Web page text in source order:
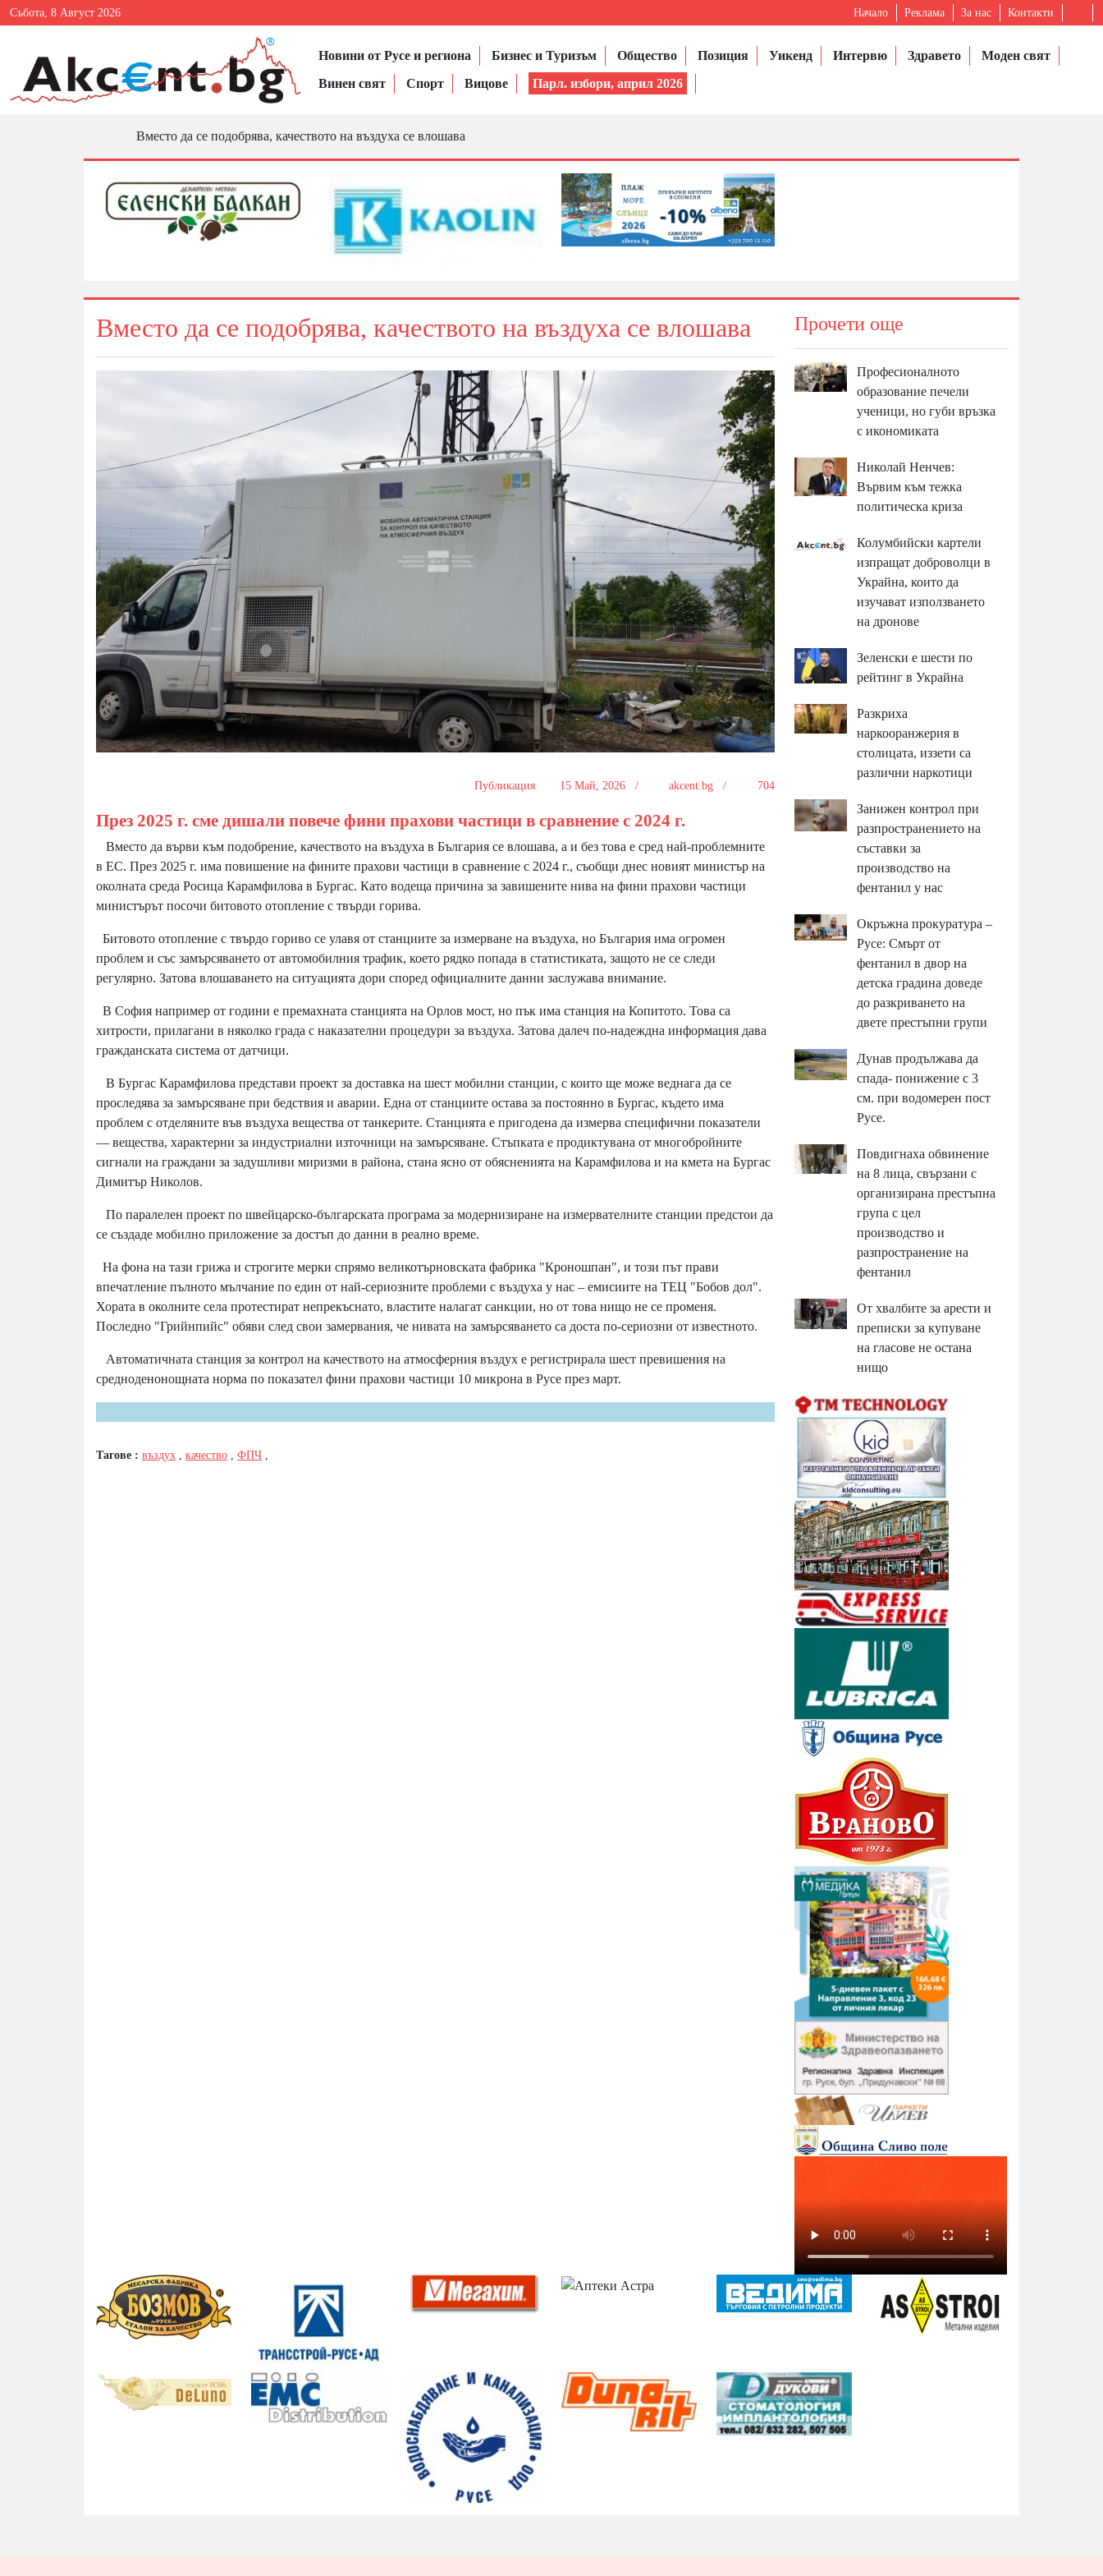
Събота, 8 Август 2026 Начало Реклама За нас Контакти
Новини от Русе и региона Бизнес и Туризъм Общество Позиция Уикенд Интервю Здравето
Моден свят
Винен свят
Спорт Вицове Парл. избори, април 2026
Вместо да се подобрява, качеството на въздуха се влошава
Вместо да се подобрява, качеството на въздуха се влошава
Публикация 15 Май, 2026 / akcent.bg / 704
През 2025 г. сме дишали повече фини прахови частици в сравнение с 2024 г.
Вместо да върви към подобрение, качеството на въздуха в България се влошава, а и без това е сред най-проблемните
в ЕС. През 2025 г. има повишение на фините прахови частици в сравнение с 2024 г., съобщи днес новият министър на
околната среда Росица Карамфилова в Бургас. Като водеща причина за завишените нива на фини прахови частици
министърът посочи битовото отопление с твърди горива.
Битовото отопление с твърдо гориво се улавя от станциите за измерване на въздуха, но България има огромен
проблем и със замърсяването от автомобилния трафик, което рядко попада в статистиката, защото не се следи
регулярно. Затова влошаването на ситуацията дори според официалните данни заслужава внимание.
В София например от години е премахната станцията на Орлов мост, но пък има станция на Копитото. Това са
хитрости, прилагани в няколко града с наказателни процедури за въздуха. Затова далеч по-надеждна информация дава
гражданската система от датчици.
В Бургас Карамфилова представи проект за доставка на шест мобилни станции, с които ще може веднага да се
проследява за замърсяване при бедствия и аварии. Една от станциите остава за постоянно в Бургас, където има
проблем с отделяните във въздуха вещества от танкерите. Станцията е пригодена да измерва специфични показатели
— вещества, характерни за индустриални източници на замърсяване. Стъпката е продиктувана от многобройните
сигнали на граждани за задушливи миризми в района, стана ясно от обясненията на Карамфилова и на кмета на Бургас
Димитър Николов.
По паралелен проект по швейцарско-българската програма за модернизиране на измервателните станции предстои да
се създаде мобилно приложение за достъп до данни в реално време.
На фона на тази грижа и строгите мерки спрямо великотърновската фабрика "Кроношпан", и този път прави
впечатление пълното мълчание по един от най-сериозните проблеми с въздуха у нас – емисиите на ТЕЦ "Бобов дол".
Хората в околните села протестират непрекъснато, властите налагат санкции, но от това нищо не се променя.
Последно "Грийнпийс" обяви след свои замервания, че нивата на замърсяването са доста по-сериозни от известното.
Автоматичната станция за контрол на качеството на атмосферния въздух е регистрирала шест превишения на
средноденонощната норма по показател фини прахови частици 10 микрона в Русе през март.
Тагове : въздух , качество , ФПЧ ,
Прочети още
Професионалното
образование печели
ученици, но губи връзка
с икономиката
Николай Ненчев:
Вървим към тежка
политическа криза
Колумбийски картели
изпращат доброволци в
Украйна, които да
изучават използването
на дронове
Зеленски е шести по
рейтинг в Украйна
Разкриха
наркооранжерия в
столицата, иззети са
различни наркотици
Занижен контрол при
разпространението на
съставки за
производство на
фентанил у нас
Окръжна прокуратура –
Русе: Смърт от
фентанил в двор на
детска градина доведе
до разкриването на
двете престъпни групи
Дунав продължава да
спада- понижение с 3
см. при водомерен пост
Русе.
Повдигнаха обвинение
на 8 лица, свързани с
организирана престъпна
група с цел
производство и
разпространение на
фентанил
От хвалбите за арести и
преписки за купуване
на гласове не остана
нищо